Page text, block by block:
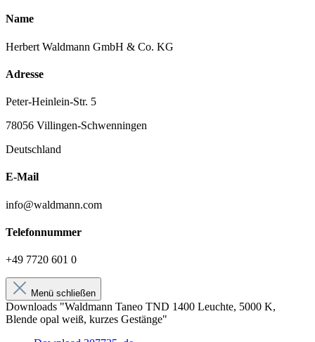
Name
Herbert Waldmann GmbH & Co. KG
Adresse
Peter-Heinlein-Str. 5
78056 Villingen-Schwenningen
Deutschland
E-Mail
info@waldmann.com
Telefonnummer
+49 7720 601 0
Menü schließen
Downloads "Waldmann Taneo TND 1400 Leuchte, 5000 K,
Blende opal weiß, kurzes Gestänge"